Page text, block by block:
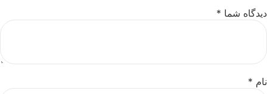
دیدگاه شما *
نام *